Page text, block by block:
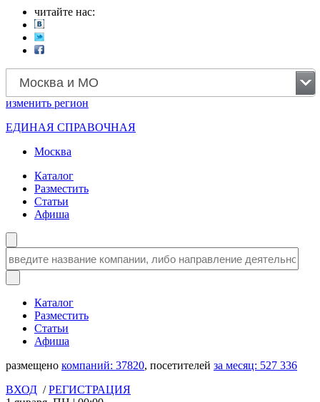
читайте нас:
Москва и МО
изменить регион
ЕДИНАЯ СПРАВОЧНАЯ
Москва
Каталог
Разместить
Статьи
Афиша
Каталог
Разместить
Статьи
Афиша
размещено компаний: 37820, посетителей за месяц: 527 336
ВХОД /РЕГИСТРАЦИЯ